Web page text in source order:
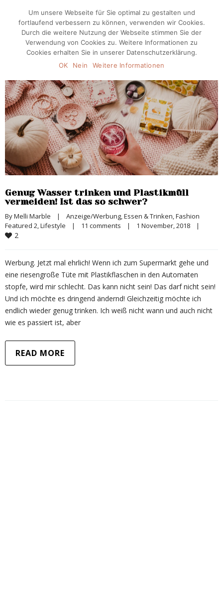
Genug Wasser trinken und Plastikmüll
vermeiden! Ist das so schwer?
By Melli Marble | Anzeige/Werbung Essen & Trinken Fashion
Featured 2 Lifestyle | 11 comments | 1 November, 2018 |
2
Werbung. Jetzt mal ehrlich! Wenn ich zum Supermarkt gehe und
eine riesengroße Tüte mit Plastikflaschen in den Automaten
stopfe, wird mir schlecht. Das kann nicht sein! Das darf nicht sein!
Und ich möchte es dringend ändernd! Gleichzeitig möchte ich
endlich wieder genug trinken. Ich weiß nicht wann und auch nicht
wie es passiert ist, aber
READ MORE
Um unsere Webseite für Sie optimal zu gestalten und
fortlaufend verbessern zu können, verwenden wir Cookies.
Durch die weitere Nutzung der Webseite stimmen Sie der
Verwendung von Cookies zu. Weitere Informationen zu
Cookies erhalten Sie in unserer Datenschutzerklärung.
OK
Nein Weitere Informationen